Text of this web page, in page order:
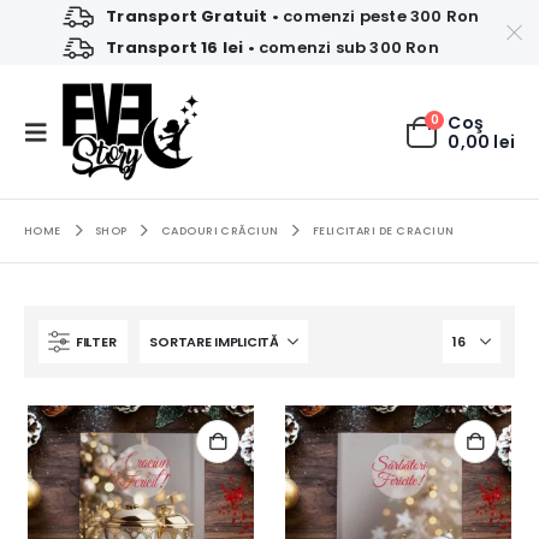
Transport Gratuit • comenzi peste 300 Ron
Transport 16 lei • comenzi sub 300 Ron
0 Coş
0,00 lei
HOME SHOP CADOURI CRĂCIUN FELICITARI DE CRACIUN
FILTER